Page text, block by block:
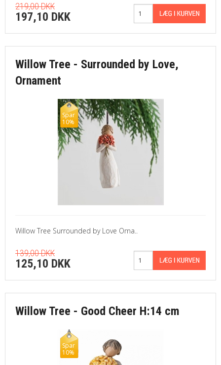
219,00 DKK
197,10 DKK
Willow Tree - Surrounded by Love,
Ornament
Spar
10%
Willow Tree Surrounded by Love Orna..
139,00 DKK
125,10 DKK
Willow Tree - Good Cheer H:14 cm
Spar
10%